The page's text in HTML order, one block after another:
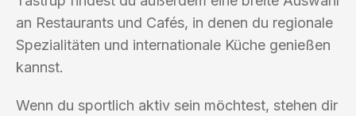
an Restaurants und Cafés, in denen du regionale
Spezialitäten und internationale Küche genießen
kannst.
Wenn du sportlich aktiv sein möchtest, stehen dir